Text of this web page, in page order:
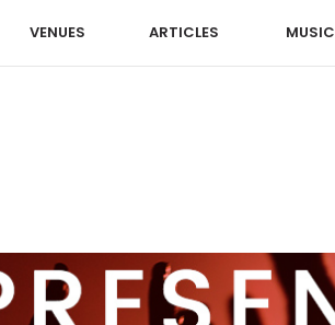
VENUES ARTICLES MUSIC